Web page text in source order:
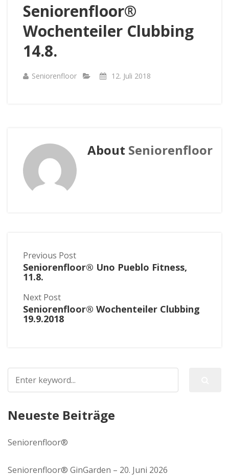
Seniorenfloor®
Wochenteiler Clubbing
14.8.
Seniorenfloor 12. Juli 2018
About Seniorenfloor
Previous Post
Seniorenfloor® Uno Pueblo Fitness,
11.8.
Next Post
Seniorenfloor® Wochenteiler Clubbing
19.9.2018
Neueste Beiträge
Seniorenfloor®
Seniorenfloor® GinGarden – 20. Juni 2026